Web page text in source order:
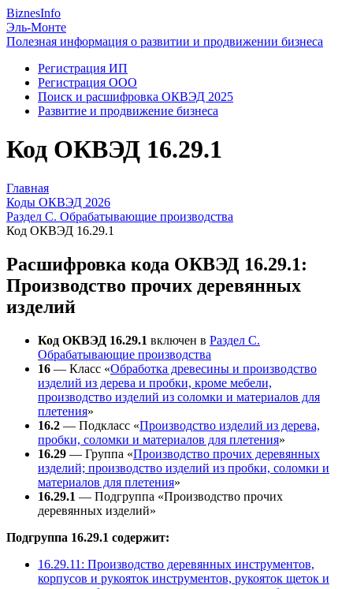
BiznesInfo
Эль-Монте
Полезная информация о развитии и продвижении бизнеса
Регистрация ИП
Регистрация ООО
Поиск и расшифровка ОКВЭД 2025
Развитие и продвижение бизнеса
Код ОКВЭД 16.29.1
Главная
Коды ОКВЭД 2026
Раздел C. Обрабатывающие производства
Код ОКВЭД 16.29.1
Расшифровка кода ОКВЭД 16.29.1:
Производство прочих деревянных
изделий
Код ОКВЭД 16.29.1 включен в Раздел C.
Обрабатывающие производства
16 — Класс «Обработка древесины и производство
изделий из дерева и пробки, кроме мебели,
производство изделий из соломки и материалов для
плетения»
16.2 — Подкласс «Производство изделий из дерева,
пробки, соломки и материалов для плетения»
16.29 — Группа «Производство прочих деревянных
изделий; производство изделий из пробки, соломки и
материалов для плетения»
16.29.1 — Подгруппа «Производство прочих
деревянных изделий»
Подгруппа 16.29.1 содержит:
16.29.11: Производство деревянных инструментов,
корпусов и рукояток инструментов, рукояток щеток и